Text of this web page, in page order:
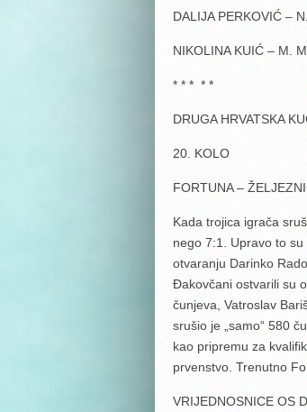
DALIJA
NIKOLINA KUIĆ –
* * * * *
DRUGA HRVATSKA
20. KOLO
FORTUNA –
Kada trojica igrača
nego 7:1. Upravo to
otvaranju Darinko
Đakovčani ostvarili su
čunjeva, Vatroslav
srušio je „samo“ 580
kao pripremu za
prvenstvo. Trenutno
VRIJEDNOSNICE